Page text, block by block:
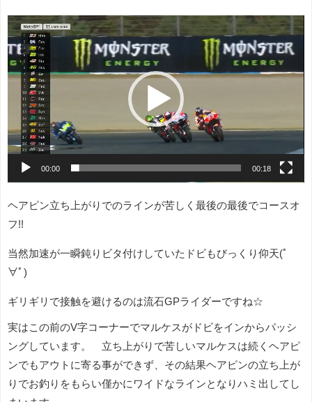
動
画
プ
レ
ー
00:00 00:18
ヘアピン立ち上がりでのラインが苦しく最後の最後でコースオ
フ!!
当然加速が一瞬鈍りビタ付けしていたドビもびっくり仰天(ﾟ
∀ﾟ)
ギリギリで接触を避けるのは流石GPライダーですね☆
実はこの前のV字コーナーでマルケスがドビをインからパッシ
ングしています。 立ち上がりで苦しいマルケスは続くヘアピ
ンでもアウトに寄る事ができず、その結果ヘアピンの立ち上が
りでお釣りをもらい僅かにワイドなラインとなりハミ出してし